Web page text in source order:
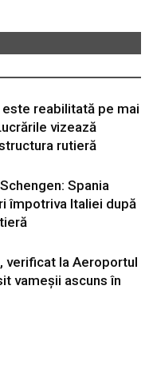
reabilitată pe mai
vizează
rutieră
Spania
împotriva Italiei după
verificat la Aeroportul
vameșii ascuns în